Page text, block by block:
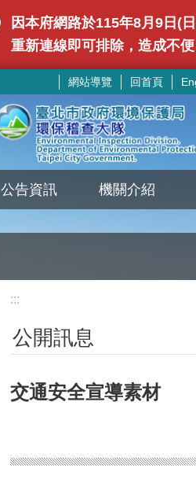
因本府網路於115年8月9日(
重新連線即可排除，造成不
網站導覽 回首頁
公告資訊 機關介紹
:::
公開訊息
交通安全宣導素材